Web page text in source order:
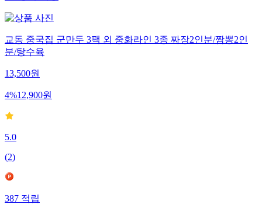
교동 중국집 군만두 3팩 외 중화라인 3종 짜장2인분/짬뽕2인
분/탕수육
13,500원
4%12,900원
5.0
(2)
387적립